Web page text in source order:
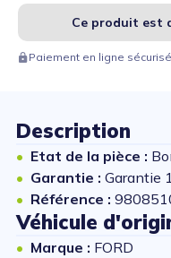
Ce produit est
Paiement en ligne sécurisé
Description
Etat de la pièce :
Garantie : Garantie
Référence :
Véhicule
Marque : FORD